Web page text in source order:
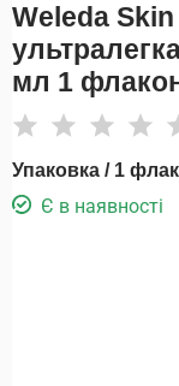
Weleda
мл 1
Упаковка / 1
Є в наявності